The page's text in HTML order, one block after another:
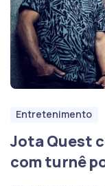
Entretenimento
Jota Quest
com turnê